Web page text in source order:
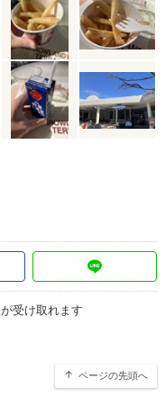
受け取れます
ページの先頭へ